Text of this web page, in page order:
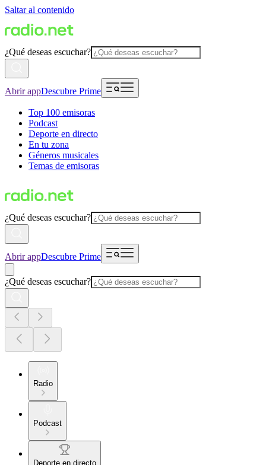
Saltar al contenido
¿Qué deseas escuchar?
Abrir appDescubre Prime
Top 100 emisoras
Podcast
Deporte en directo
En tu zona
Géneros musicales
Temas de emisoras
¿Qué deseas escuchar?
Abrir appDescubre Prime
¿Qué deseas escuchar?
Radio
Podcast
Deporte en directo